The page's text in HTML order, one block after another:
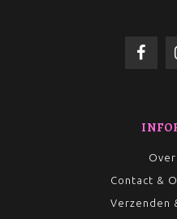
Over
Contact &
Verzenden